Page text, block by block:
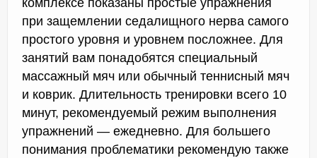
комплексе показаны простые упражнения
при защемлении седалищного нерва самого
простого уровня и уровнем посложнее. Для
занятий вам понадобятся специальный
массажный мяч или обычный теннисный мяч
и коврик. Длительность тренировки всего 10
минут, рекомендуемый режим выполнения
упражнений — ежедневно. Для большего
понимания проблематики рекомендую также